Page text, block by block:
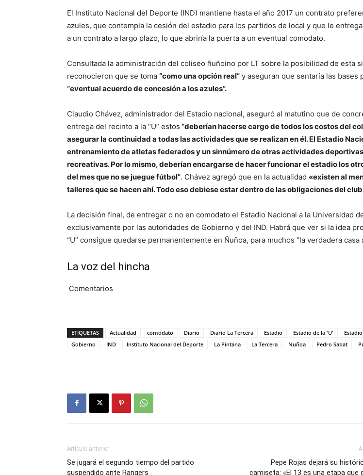
El Instituto Nacional del Deporte (IND) mantiene hasta el año 2017 un contrato
azules, que contempla la cesión del estadio para los partidos de local y que le
a un contrato a largo plazo, lo que abriría la puerta a un eventual comodato.
Consultada la administración del coliseo ñuñoino por LT sobre la posibilidad de esta
reconocieron que se toma “como una opción real” y aseguran que sentaría las bases
“eventual acuerdo de concesión a los azules”.
Claudio Chávez, administrador del Estadio nacional, aseguró al matutino que de
entrega del recinto a la “U” estos “deberían hacerse cargo de todos los costos del
asegurar la continuidad a todas las actividades que se realizan en él. El Estadio
entrenamiento de atletas federados y un sinnúmero de otras actividades
recreativas. Por lo mismo, deberían encargarse de hacer funcionar el estadio los
del mes que no se juegue fútbol”. Chávez agregó que en la actualidad «existen al
talleres que se hacen ahí. Todo eso debiese estar dentro de las obligaciones del
La decisión final, de entregar o no en comodato el Estadio Nacional a la Universidad
exclusivamente por las autoridades de Gobierno y del IND. Habrá que ver si la idea
“U” consigue quedarse permanentemente en Ñuñoa, para muchos “la verdadera casa
La voz del hincha
Comentarios
ETIQUETAS Actualidad comodato Diario Diario La Tercera Estadio Estadio de la 'U'
Gobierno
IND Instituto Nacional del Deporte La Pintana La Tercera Nuñoa Pedro Sabat
Artículo anterior
Se jugará el segundo tiempo del partido
suspendido ante Rangers
Pepe Rojas dejará su
camiseta: «El 13 es una etapa que